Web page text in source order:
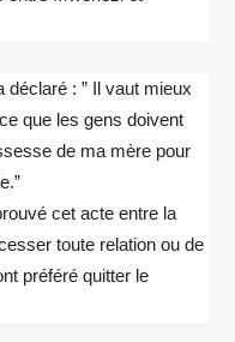
déclaré : ” Il vaut mieux
que les gens doivent
de ma mère pour
cet acte entre la
toute relation ou de
préféré quitter le